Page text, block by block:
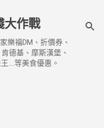
大作戰
樂福DM、折價券、
德基、摩斯漢堡、
....等美食優惠。